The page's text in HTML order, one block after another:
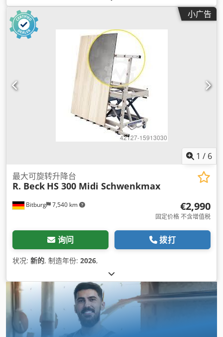
小广告
1 / 6
Bitburg 7,540 km
最大可旋转升降台
R. Beck HS 300 Midi Schwenkmax
€2,990
固定价格 不含增值税
询问 拨打
状况: 新的, 制造年份: 2026,